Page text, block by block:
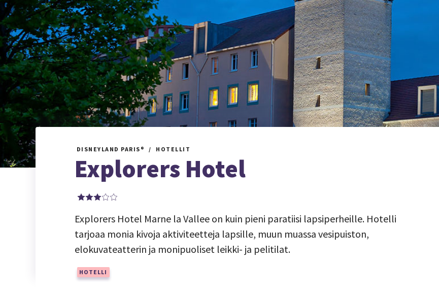
DISNEYLAND PARIS® HOTELLIT
Explorers Hotel
Explorers Hotel Marne la Vallee on kuin pieni paratiisi lapsiperheille. Hotelli
tarjoaa monia kivoja aktiviteetteja lapsille, muun muassa vesipuiston,
elokuvateatterin ja monipuoliset leikki- ja pelitilat.
HOTELLI